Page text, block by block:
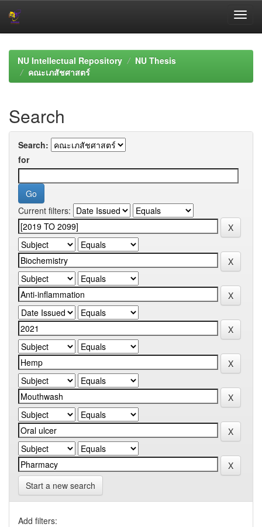
navigationNU Intellectual Repository
NU Thesis
คณะเภสัชศาสตร์
Search
Search:
for
Current filters:
Start a new search
Add filters: